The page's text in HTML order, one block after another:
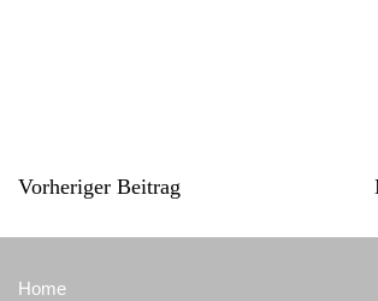
Vorheriger Beitrag
Home